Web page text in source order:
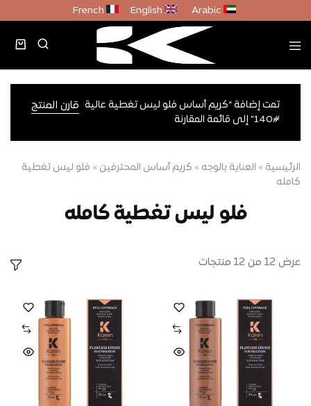
Arabic
English
French
قارن المنتج تمت إضافة “كريم أساس فلو ليس تغطية عالية
#140” إلى قائمة المقارنة
الرئيسية » العناية بالوجه » كريم أساس المحترفين » فلو ليس تغطية
كامله
فلو ليس تغطية كامله
عرض من 12 منتجات